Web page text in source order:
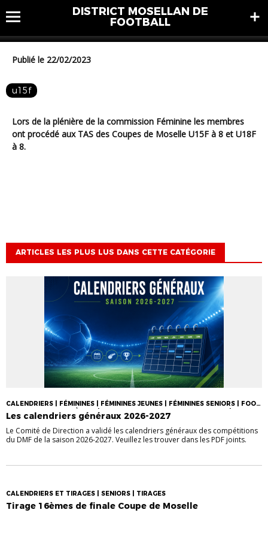
DISTRICT MOSELLAN DE
FOOTBALL
U15F & U18F: LES TIRAGES
Publié le 22/02/2023
u15f
Lors de la plénière de la commission Féminine les membres
ont procédé aux TAS des Coupes de Moselle U15F à 8 et U18F
à 8.
ARTICLES LES PLUS LUS DANS CETTE CATÉGORIE
CALENDRIERS | FÉMININES | FÉMININES JEUNES | FÉMININES SENIORS | FOOT
DES JEUNES (DE U13 À U19) | GROUPES, CALENDRIERS ET TIRAGES |
SENIORS
Les calendriers généraux 2026-2027
Le Comité de Direction a validé les calendriers généraux des compétitions
du DMF de la saison 2026-2027. Veuillez les trouver dans les PDF joints.
CALENDRIERS ET TIRAGES | SENIORS | TIRAGES
Tirage 16èmes de finale Coupe de Moselle